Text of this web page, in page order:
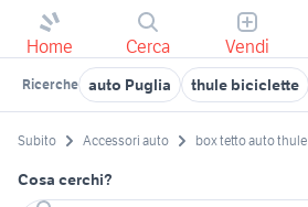
Home Cerca Vendi
Ricerche auto Puglia thule biciclette
Subito Accessori auto box tetto auto thule
Cosa cerchi?